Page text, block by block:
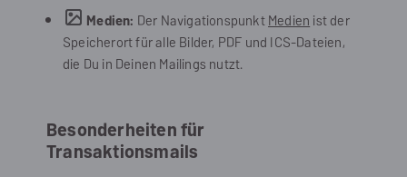
Medien: Der NavigationspunktMedienist der
Speicherort für alle Bilder, PDF und ICS-Dateien,
die Du in Deinen Mailings nutzt.
Besonderheiten für
Transaktionsmails